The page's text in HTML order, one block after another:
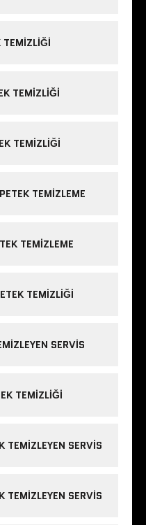
TEMIZLIĞI
TEMIZLIĞI
TEMIZLIĞI
TEMIZLEME
TEMIZLEME
TEMIZLIĞI
SERVIS
TEMIZLIĞI
TEMIZLEYEN SERVIS
TEMIZLEYEN SERVIS